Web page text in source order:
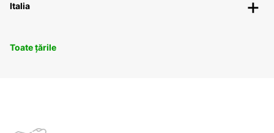
Italia
Toate țările